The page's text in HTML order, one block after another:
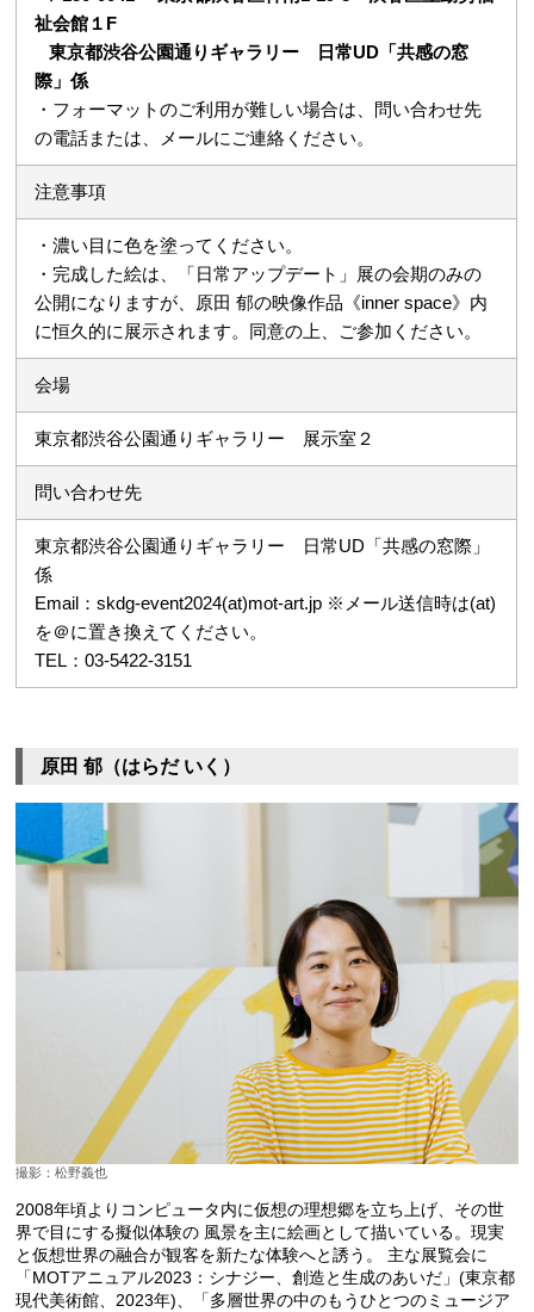
祉会館１F
東京都渋谷公園通りギャラリー 日常UD「共感の窓
際」係
・フォーマットのご利用が難しい場合は、問い合わせ先
の電話または、メールにご連絡ください。
注意事項
・濃い目に色を塗ってください。
・完成した絵は、「日常アップデート」展の会期のみの
公開になりますが、原田 郁の映像作品《inner space》内
に恒久的に展示されます。同意の上、ご参加ください。
会場
東京都渋谷公園通りギャラリー 展示室２
問い合わせ先
東京都渋谷公園通りギャラリー 日常UD「共感の窓際」
係
Email：skdg-event2024(at)mot-art.jp ※メール送信時は(at)
を＠に置き換えてください。
TEL：03-5422-3151
原田 郁（はらだ いく）
撮影：松野義也
2008年頃よりコンピュータ内に仮想の理想郷を立ち上げ、その世
界で目にする擬似体験の 風景を主に絵画として描いている。現実
と仮想世界の融合が観客を新たな体験へと誘う。 主な展覧会に
「MOTアニュアル2023：シナジー、創造と生成のあいだ」(東京都
現代美術館、2023年)、「多層世界の中のもうひとつのミュージア